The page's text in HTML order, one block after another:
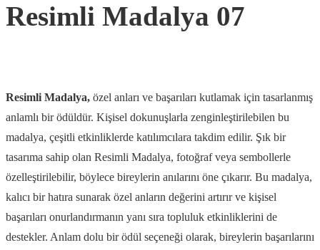
Resimli Madalya 07
Resimli Madalya, özel anları ve başarıları kutlamak için tasarlanmış
anlamlı bir ödüldür. Kişisel dokunuşlarla zenginleştirilebilen bu
madalya, çeşitli etkinliklerde katılımcılara takdim edilir. Şık bir
tasarıma sahip olan Resimli Madalya, fotoğraf veya sembollerle
özelleştirilebilir, böylece bireylerin anılarını öne çıkarır. Bu madalya,
kalıcı bir hatıra sunarak özel anların değerini artırır ve kişisel
başarıları onurlandırmanın yanı sıra topluluk etkinliklerini de
destekler. Anlam dolu bir ödül seçeneği olarak, bireylerin başarılarını